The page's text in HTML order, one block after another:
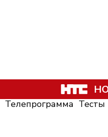
Телепрограмма Тесты